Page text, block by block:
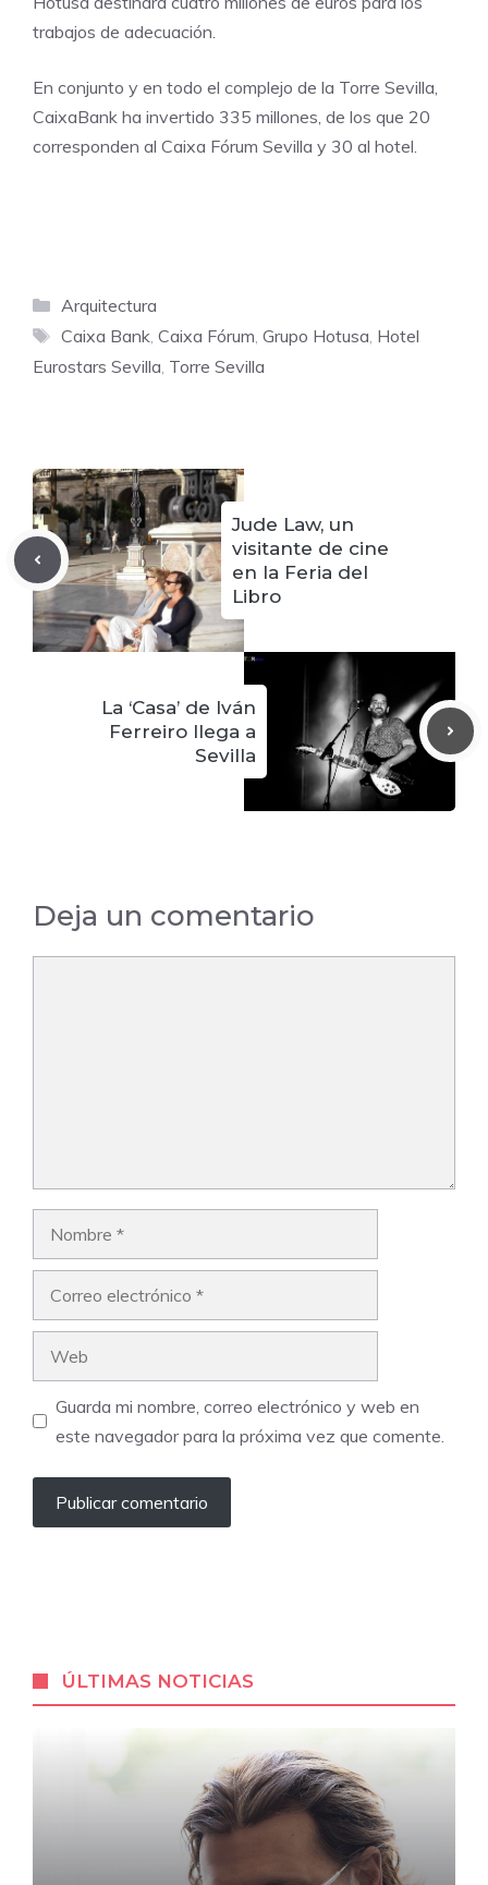
trabajos de adecuación.
En conjunto y en todo el complejo de la Torre Sevilla,
CaixaBank ha invertido 335 millones, de los que 20
corresponden al Caixa Fórum Sevilla y 30 al hotel.
Categorías
Arquitectura
Etiquetas
Caixa Bank Caixa Fórum Grupo Hotusa Hotel
Eurostars Sevilla Torre Sevilla
Jude Law, un
visitante de cine
en la Feria del
Libro
La ‘Casa’ de Iván
Ferreiro llega a
Sevilla
Deja un comentario
Guarda mi nombre, correo electrónico y web en
este navegador para la próxima vez que comente.
ÚLTIMAS NOTICIAS